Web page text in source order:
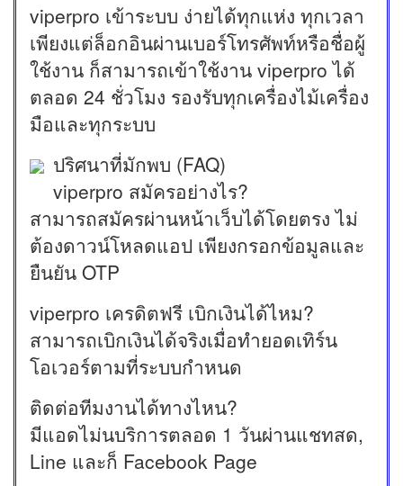
viperpro เข้าระบบ ง่ายได้ทุกแห่ง ทุกเวลา
เพียงแต่ล็อกอินผ่านเบอร์โทรศัพท์หรือชื่อผู้
ใช้งาน ก็สามารถเข้าใช้งาน viperpro ได้
ตลอด 24 ชั่วโมง รองรับทุกเครื่องไม้เครื่อง
มือและทุกระบบ
ปริศนาที่มักพบ (FAQ)
viperpro สมัครอย่างไร?
สามารถสมัครผ่านหน้าเว็บได้โดยตรง ไม่
ต้องดาวน์โหลดแอป เพียงกรอกข้อมูลและ
ยืนยัน OTP
viperpro เครดิตฟรี เบิกเงินได้ไหม?
สามารถเบิกเงินได้จริงเมื่อทำยอดเทิร์น
โอเวอร์ตามที่ระบบกำหนด
ติดต่อทีมงานได้ทางไหน?
มีแอดไม่นบริการตลอด 1 วันผ่านแชทสด,
Line และก็ Facebook Page